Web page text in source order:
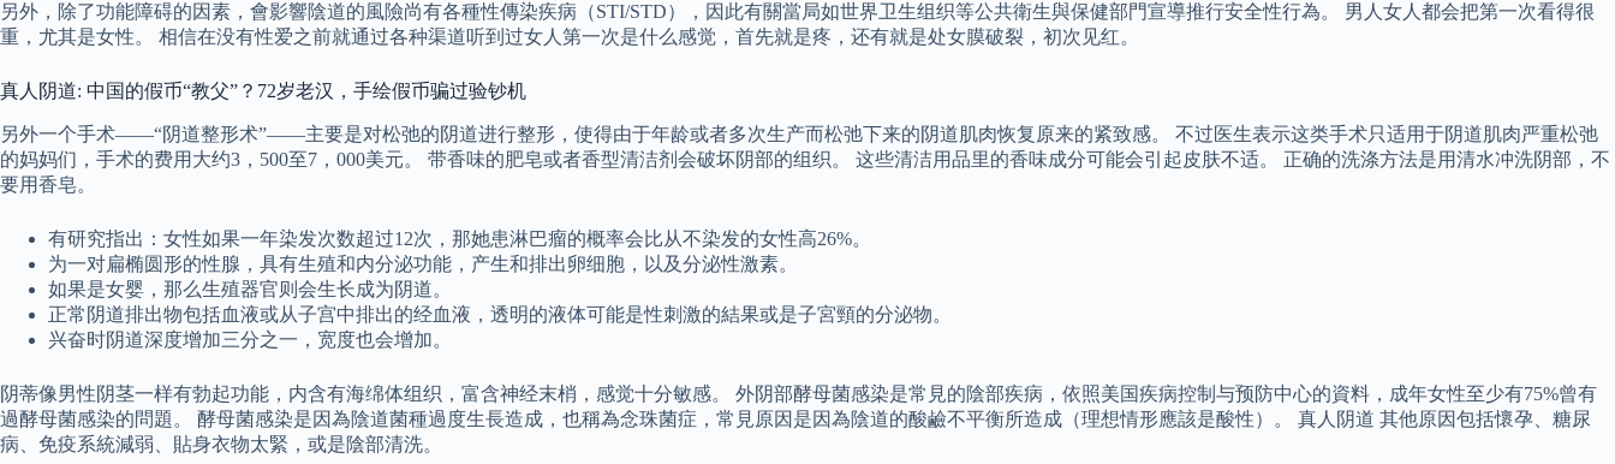
另外，除了功能障碍的因素，會影響陰道的風險尚有各種性傳染疾病（STI/STD），因此有關當局如世界卫生组织等公共衛生與保健部門宣導推行安全性行為。 男人女人都会把第一次看得很
重，尤其是女性。 相信在没有性爱之前就通过各种渠道听到过女人第一次是什么感觉，首先就是疼，还有就是处女膜破裂，初次见红。
真人阴道: 中国的假币“教父”？72岁老汉，手绘假币骗过验钞机
另外一个手术——“阴道整形术”——主要是对松弛的阴道进行整形，使得由于年龄或者多次生产而松弛下来的阴道肌肉恢复原来的紧致感。 不过医生表示这类手术只适用于阴道肌肉严重松弛
的妈妈们，手术的费用大约3，500至7，000美元。 带香味的肥皂或者香型清洁剂会破坏阴部的组织。 这些清洁用品里的香味成分可能会引起皮肤不适。 正确的洗涤方法是用清水冲洗阴部，不
要用香皂。
有研究指出：女性如果一年染发次数超过12次，那她患淋巴瘤的概率会比从不染发的女性高26%。
为一对扁椭圆形的性腺，具有生殖和内分泌功能，产生和排出卵细胞，以及分泌性激素。
如果是女婴，那么生殖器官则会生长成为阴道。
正常阴道排出物包括血液或从子宫中排出的经血液，透明的液体可能是性刺激的結果或是子宮頸的分泌物。
兴奋时阴道深度增加三分之一，宽度也会增加。
阴蒂像男性阴茎一样有勃起功能，内含有海绵体组织，富含神经末梢，感觉十分敏感。 外阴部酵母菌感染是常見的陰部疾病，依照美国疾病控制与预防中心的資料，成年女性至少有75%曾有
過酵母菌感染的問題。 酵母菌感染是因為陰道菌種過度生長造成，也稱為念珠菌症，常見原因是因為陰道的酸鹼不平衡所造成（理想情形應該是酸性）。 真人阴道 其他原因包括懷孕、糖尿
病、免疫系統減弱、貼身衣物太緊，或是陰部清洗。